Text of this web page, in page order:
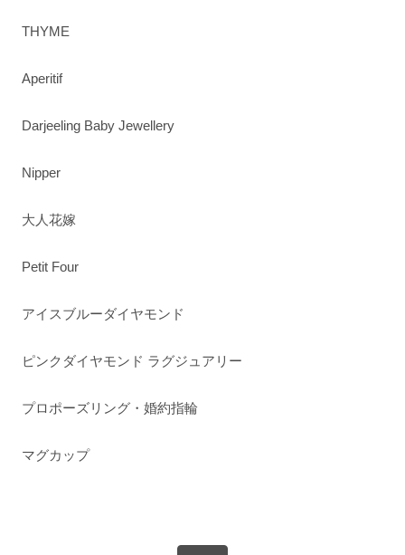
THYME
Aperitif
Darjeeling Baby Jewellery
Nipper
大人花嫁
Petit Four
アイスブルーダイヤモンド
ピンクダイヤモンド ラグジュアリー
プロポーズリング・婚約指輪
マグカップ